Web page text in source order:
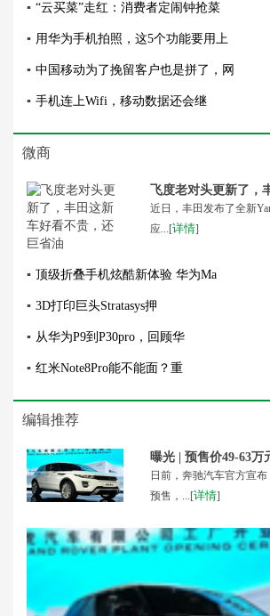
▪ “云买菜”走红：消费者定闹钟抢菜
▪ 用华为手机拍照，这5个功能要用上
▪ 中国移动为了挽留客户也是拼了，网
▪ 手机连上Wifi，移动数据还会继
微商
飞度老对头更新了，
近日，丰田发布了全新
应...[详情]
▪ 顶级折叠手机炫酷新体验 华为Ma
▪ 3D打印巨头Stratasys押
▪ 从华为P9到P30pro，回顾华
▪ 红米Note8Pro能不能面？重
编辑推荐
曝光 | 预售价49-63万
日前，奔驰汽车官方宣
预售，...[详情]